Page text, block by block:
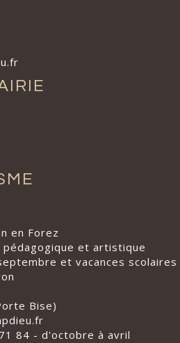
en Forez
pédagogique et artistique
et vacances scolaires
Bise)
84 - d'octobre à avril